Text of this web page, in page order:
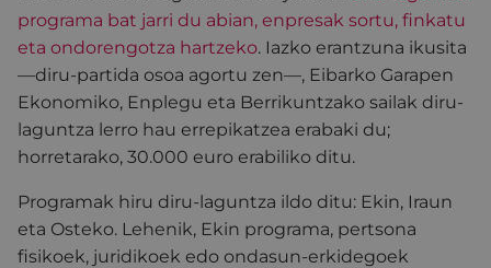
programa bat jarri du abian, enpresak sortu, finkatu
eta ondorengotza hartzeko. Iazko erantzuna ikusita
—diru-partida osoa agortu zen—, Eibarko Garapen
Ekonomiko, Enplegu eta Berrikuntzako sailak diru-
laguntza lerro hau errepikatzea erabaki du;
horretarako, 30.000 euro erabiliko ditu.
Programak hiru diru-laguntza ildo ditu: Ekin, Iraun
eta Osteko. Lehenik, Ekin programa, pertsona
fisikoek, juridikoek edo ondasun-erkidegoek